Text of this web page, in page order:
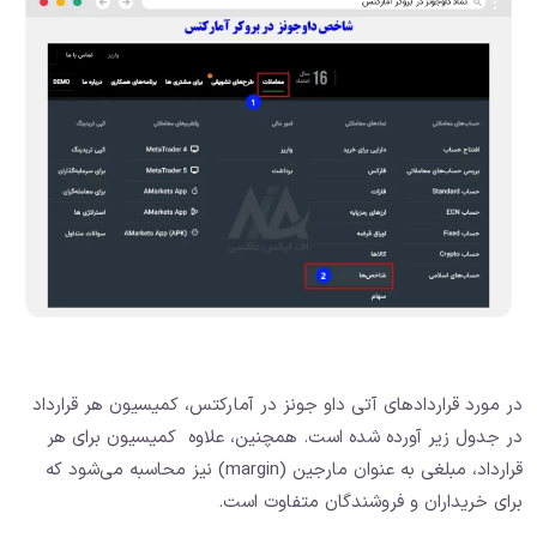
در مورد قراردادهای آتی داو جونز در آمارکتس، کمیسیون هر قرارداد
در جدول زیر آورده شده است. همچنین، علاوه کمیسیون برای هر
قرارداد، مبلغی به عنوان مارجین (margin) نیز محاسبه می‌شود که
برای خریداران و فروشندگان متفاوت است.